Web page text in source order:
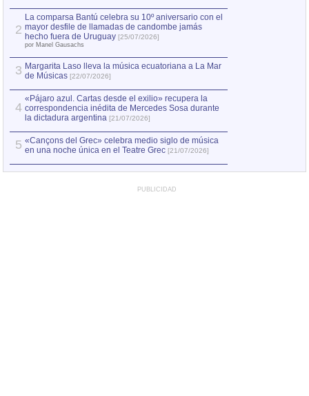
2
La comparsa Bantú celebra su 10º aniversario con el
mayor desfile de llamadas de candombe jamás
hecho fuera de Uruguay [25/07/2026]
por Manel Gausachs
3 Margarita Laso lleva la música ecuatoriana a La Mar
de Músicas [22/07/2026]
4
«Pájaro azul. Cartas desde el exilio» recupera la
correspondencia inédita de Mercedes Sosa durante
la dictadura argentina [21/07/2026]
5 «Cançons del Grec» celebra medio siglo de música
en una noche única en el Teatre Grec [21/07/2026]
PUBLICIDAD